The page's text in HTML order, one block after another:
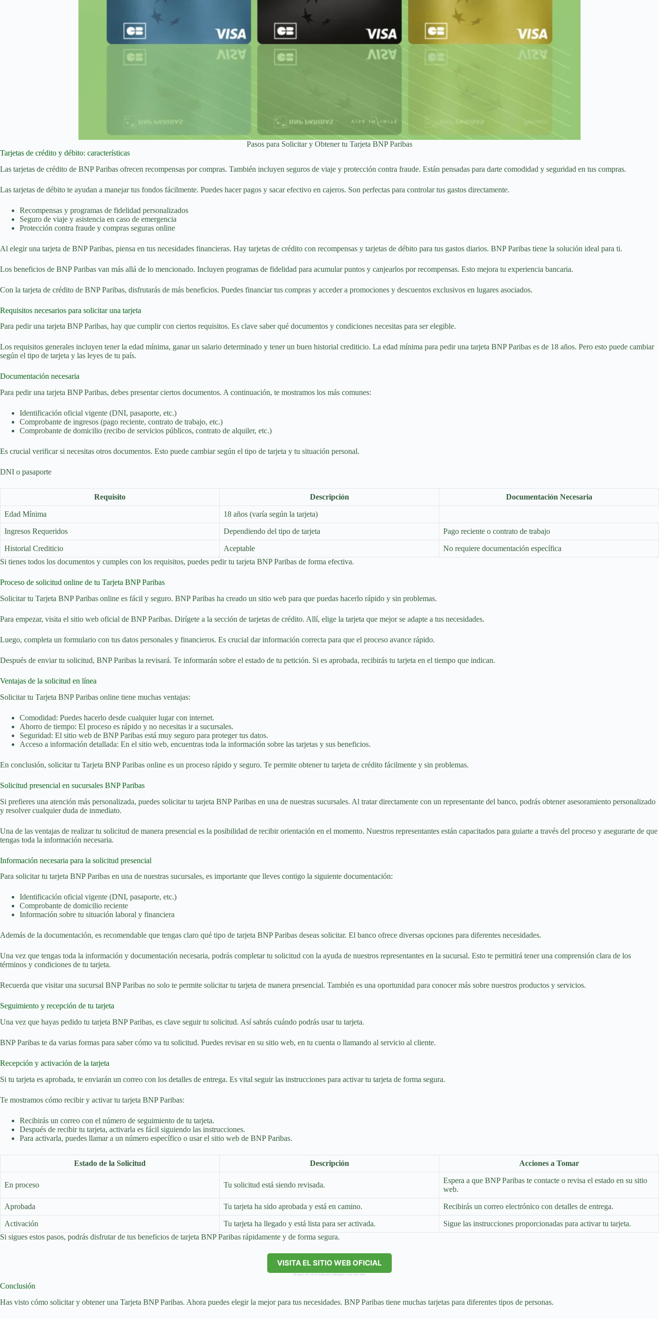
Pasos para Solicitar y Obtener tu Tarjeta BNP Paribas
Tarjetas de crédito y débito: características
Las tarjetas de crédito de BNP Paribas ofrecen recompensas por compras. También incluyen seguros de viaje y protección contra fraude. Están pensadas para darte comodidad y seguridad en tus compras.
Las tarjetas de débito te ayudan a manejar tus fondos fácilmente. Puedes hacer pagos y sacar efectivo en cajeros. Son perfectas para controlar tus gastos directamente.
Recompensas y programas de fidelidad personalizados
Seguro de viaje y asistencia en caso de emergencia
Protección contra fraude y compras seguras online
Al elegir una tarjeta de BNP Paribas, piensa en tus necesidades financieras. Hay tarjetas de crédito con recompensas y tarjetas de débito para tus gastos diarios. BNP Paribas tiene la solución ideal para ti.
Los beneficios de BNP Paribas van más allá de lo mencionado. Incluyen programas de fidelidad para acumular puntos y canjearlos por recompensas. Esto mejora tu experiencia bancaria.
Con la tarjeta de crédito de BNP Paribas, disfrutarás de más beneficios. Puedes financiar tus compras y acceder a promociones y descuentos exclusivos en lugares asociados.
Requisitos necesarios para solicitar una tarjeta
Para pedir una tarjeta BNP Paribas, hay que cumplir con ciertos requisitos. Es clave saber qué documentos y condiciones necesitas para ser elegible.
Los requisitos generales incluyen tener la edad mínima, ganar un salario determinado y tener un buen historial crediticio. La edad mínima para pedir una tarjeta BNP Paribas es de 18 años. Pero esto puede cambiar
según el tipo de tarjeta y las leyes de tu país.
Documentación necesaria
Para pedir una tarjeta BNP Paribas, debes presentar ciertos documentos. A continuación, te mostramos los más comunes:
Identificación oficial vigente (DNI, pasaporte, etc.)
Comprobante de ingresos (pago reciente, contrato de trabajo, etc.)
Comprobante de domicilio (recibo de servicios públicos, contrato de alquiler, etc.)
Es crucial verificar si necesitas otros documentos. Esto puede cambiar según el tipo de tarjeta y tu situación personal.
DNI o pasaporte
Requisito Descripción Documentación Necesaria
Edad Mínima 18 años (varía según la tarjeta)
Ingresos Requeridos Dependiendo del tipo de tarjeta Pago reciente o contrato de trabajo
Historial Crediticio Aceptable
No requiere documentación específica
Si tienes todos los documentos y cumples con los requisitos, puedes pedir tu tarjeta BNP Paribas de forma efectiva.
Proceso de solicitud online de tu Tarjeta BNP Paribas
Solicitar tu Tarjeta BNP Paribas online es fácil y seguro. BNP Paribas ha creado un sitio web para que puedas hacerlo rápido y sin problemas.
Para empezar, visita el sitio web oficial de BNP Paribas. Dirígete a la sección de tarjetas de crédito. Allí, elige la tarjeta que mejor se adapte a tus necesidades.
Luego, completa un formulario con tus datos personales y financieros. Es crucial dar información correcta para que el proceso avance rápido.
Después de enviar tu solicitud, BNP Paribas la revisará. Te informarán sobre el estado de tu petición. Si es aprobada, recibirás tu tarjeta en el tiempo que indican.
Ventajas de la solicitud en línea
Solicitar tu Tarjeta BNP Paribas online tiene muchas ventajas:
Comodidad: Puedes hacerlo desde cualquier lugar con internet.
Ahorro de tiempo: El proceso es rápido y no necesitas ir a sucursales.
Seguridad: El sitio web de BNP Paribas está muy seguro para proteger tus datos.
Acceso a información detallada: En el sitio web, encuentras toda la información sobre las tarjetas y sus beneficios.
En conclusión, solicitar tu Tarjeta BNP Paribas online es un proceso rápido y seguro. Te permite obtener tu tarjeta de crédito fácilmente y sin problemas.
Solicitud presencial en sucursales BNP Paribas
Si prefieres una atención más personalizada, puedes solicitar tu tarjeta BNP Paribas en una de nuestras sucursales. Al tratar directamente con un representante del banco, podrás obtener asesoramiento personalizado
y resolver cualquier duda de inmediato.
Una de las ventajas de realizar tu solicitud de manera presencial es la posibilidad de recibir orientación en el momento. Nuestros representantes están capacitados para guiarte a través del proceso y asegurarte de que
tengas toda la información necesaria.
Información necesaria para la solicitud presencial
Para solicitar tu tarjeta BNP Paribas en una de nuestras sucursales, es importante que lleves contigo la siguiente documentación:
Identificación oficial vigente (DNI, pasaporte, etc.)
Comprobante de domicilio reciente
Información sobre tu situación laboral y financiera
Además de la documentación, es recomendable que tengas claro qué tipo de tarjeta BNP Paribas deseas solicitar. El banco ofrece diversas opciones para diferentes necesidades.
Una vez que tengas toda la información y documentación necesaria, podrás completar tu solicitud con la ayuda de nuestros representantes en la sucursal. Esto te permitirá tener una comprensión clara de los
términos y condiciones de tu tarjeta.
Recuerda que visitar una sucursal BNP Paribas no solo te permite solicitar tu tarjeta de manera presencial. También es una oportunidad para conocer más sobre nuestros productos y servicios.
Seguimiento y recepción de tu tarjeta
Una vez que hayas pedido tu tarjeta BNP Paribas, es clave seguir tu solicitud. Así sabrás cuándo podrás usar tu tarjeta.
BNP Paribas te da varias formas para saber cómo va tu solicitud. Puedes revisar en su sitio web, en tu cuenta o llamando al servicio al cliente.
Recepción y activación de la tarjeta
Si tu tarjeta es aprobada, te enviarán un correo con los detalles de entrega. Es vital seguir las instrucciones para activar tu tarjeta de forma segura.
Te mostramos cómo recibir y activar tu tarjeta BNP Paribas:
Recibirás un correo con el número de seguimiento de tu tarjeta.
Después de recibir tu tarjeta, activarla es fácil siguiendo las instrucciones.
Para activarla, puedes llamar a un número específico o usar el sitio web de BNP Paribas.
Estado de la Solicitud Descripción Acciones a Tomar
En proceso Tu solicitud está siendo revisada.
Espera a que BNP Paribas te contacte o revisa el estado en su sitio
web.
Aprobada Tu tarjeta ha sido aprobada y está en camino. Recibirás un correo electrónico con detalles de entrega.
Activación Tu tarjeta ha llegado y está lista para ser activada.
Sigue las instrucciones proporcionadas para activar tu tarjeta.
Si sigues estos pasos, podrás disfrutar de tus beneficios de tarjeta BNP Paribas rápidamente y de forma segura.
VISITA EL SITIO WEB OFICIAL
Al hacer clic en el botón será redirigido a otro sitio web.
Conclusión
Has visto cómo solicitar y obtener una Tarjeta BNP Paribas. Ahora puedes elegir la mejor para tus necesidades. BNP Paribas tiene muchas tarjetas para diferentes tipos de personas.